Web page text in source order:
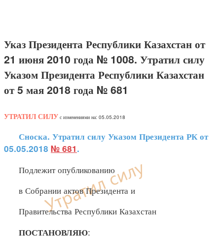
Указ Президента Республики Казахстан от
21 июня 2010 года № 1008. Утратил силу
Указом Президента Республики Казахстан
от 5 мая 2018 года № 681
УТРАТИЛ СИЛУ с изменениями на: 05.05.2018
Сноска. Утратил силу Указом Президента РК от
05.05.2018 № 681.
Подлежит опубликованию
в Собрании актов Президента и
Правительства Республики Казахстан
ПОСТАНОВЛЯЮ: